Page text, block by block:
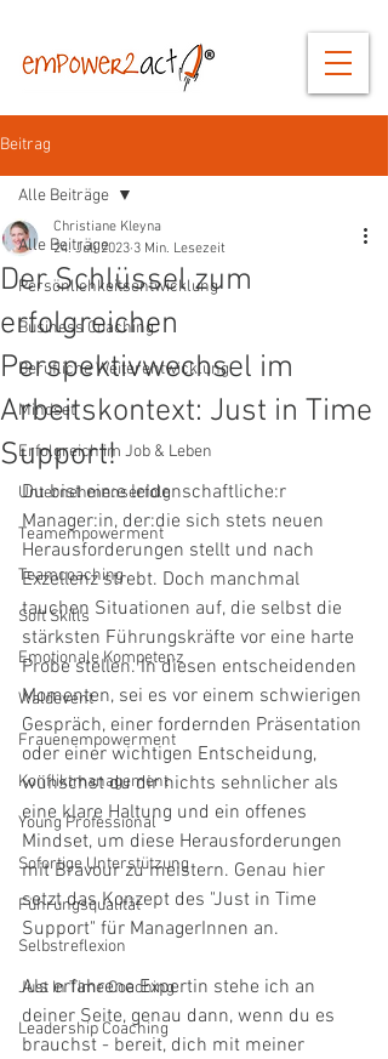
Beitrag
Alle Beiträge
Persönlichkeitsentwicklung
Business Coaching
Berufliche Weiterentwicklung
Mindset
Erfolgreich im Job & Leben
Unternehmenserfolg
Teamempowerment
Teamcoaching
Soft Skills
Emotionale Kompetenz
Waldevent
Frauenempowerment
Konfliktmanagement
Young Professional
Sofortige Unterstützung
Führungsqualität
Selbstreflexion
Just In Time Coaching
Leadership Coaching
Alle Beiträge
Der Schlüssel zum
erfolgreichen
Perspektivwechsel im
Arbeitskontext: Just in Time
Support!
Christiane Kleyna
24. Juli 2023 3 Min. Lesezeit
Du bist ein:e leidenschaftliche:r
Manager:in, der:die sich stets neuen
Herausforderungen stellt und nach
Exzellenz strebt. Doch manchmal
tauchen Situationen auf, die selbst die
stärksten Führungskräfte vor eine harte
Probe stellen. In diesen entscheidenden
Momenten, sei es vor einem schwierigen
Gespräch, einer fordernden Präsentation
oder einer wichtigen Entscheidung,
wünschst du dir nichts sehnlicher als
eine klare Haltung und ein offenes
Mindset, um diese Herausforderungen
mit Bravour zu meistern. Genau hier
setzt das Konzept des "Just in Time
Support" für ManagerInnen an.
Als erfahrene Expertin stehe ich an
deiner Seite, genau dann, wenn du es
brauchst - bereit, dich mit meiner